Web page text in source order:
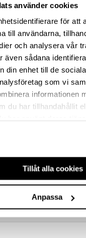
använder cookies
för att
till användarna,
och analysera vår
även sådana
din enhet till de
som vi
informationen
du har tillhandahållit
Tillåt alla cookies
Anpassa
Finns i
Finns i
i Sverige